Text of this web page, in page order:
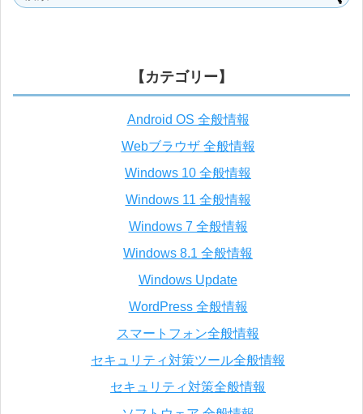
【カテゴリー】
Android OS 全般情報
Webブラウザ 全般情報
Windows 10 全般情報
Windows 11 全般情報
Windows 7 全般情報
Windows 8.1 全般情報
Windows Update
WordPress 全般情報
スマートフォン全般情報
セキュリティ対策ツール全般情報
セキュリティ対策全般情報